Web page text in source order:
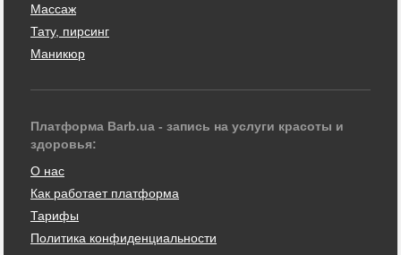
Массаж
Тату, пирсинг
Маникюр
Платформа Barb.ua - запись на услуги красоты и
здоровья:
О нас
Как работает платформа
Тарифы
Политика конфиденциальности